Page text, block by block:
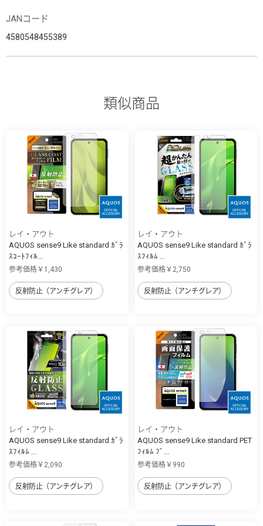
JANコード
4580548455389
類似商品
レイ・アウト
AQUOS sense9 Like standard ｶﾞﾗ
ｽｺｰﾄﾌｨﾙ...
参考価格￥1,430
反射防止（アンチグレア）
レイ・アウト
AQUOS sense9 Like standard ｶﾞﾗ
ｽﾌｨﾙﾑ ...
参考価格￥2,750
反射防止（アンチグレア）
レイ・アウト
AQUOS sense9 Like standard ｶﾞﾗ
ｽﾌｨﾙﾑ ...
参考価格￥2,090
反射防止（アンチグレア）
レイ・アウト
AQUOS sense9 Like standard PET
ﾌｨﾙﾑ ﾌﾞ...
参考価格￥990
反射防止（アンチグレア）